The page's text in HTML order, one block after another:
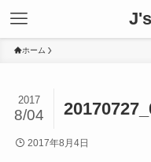
ホーム
2017
8/04
2017年8月4日